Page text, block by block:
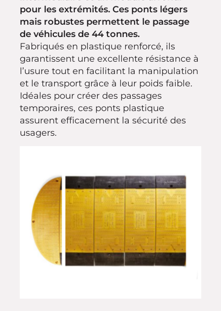
pour les extrémités. Ces ponts légers
mais robustes permettent le passage
de véhicules de 44 tonnes.
Fabriqués en plastique renforcé, ils
garantissent une excellente résistance à
l’usure tout en facilitant la manipulation
et le transport grâce à leur poids faible.
Idéales pour créer des passages
temporaires, ces ponts plastique
assurent efficacement la sécurité des
usagers.